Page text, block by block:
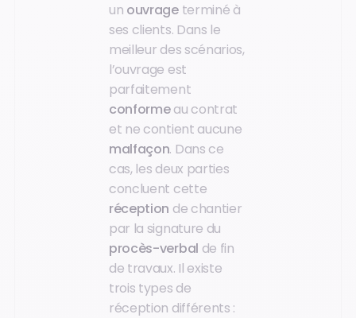
un ouvrageterminé à
ses clients. Dans le
meilleur des scénarios,
l’ouvrage est
parfaitement
conformeau contrat
et ne contient aucune
malfaçon. Dans ce
cas, les deux parties
concluent cette
réception de chantier
par la signature du
procès-verbal de fin
de travaux. Il existe
trois types de
réception différents :